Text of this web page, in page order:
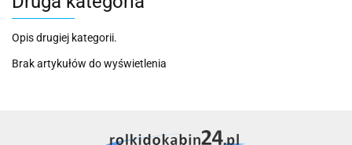
Opis drugiej kategorii.
Brak artykułów do wyświetlenia